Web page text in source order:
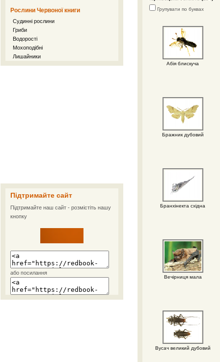
Рослини Червоної книги
Судинні рослини
Гриби
Водорості
Мохоподібні
Лишайники
Підтримайте сайт
Підтримайте наш сайт - розмістіть нашу
кнопку
або посилання
Групувати по буквах
Абія блискуча
Бражник дубовий
Бранхінекта східна
Вечірниця мала
Вусач великий дубовий